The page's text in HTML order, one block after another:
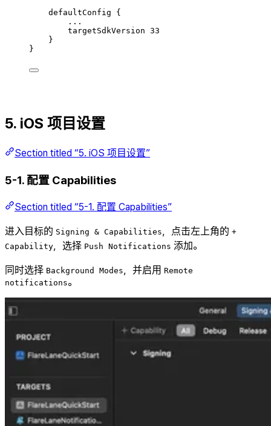
defaultConfig {
...
targetSdkVersion 33
}
}
5. iOS 项目设置
Section titled “5. iOS 项目设置”
5-1. 配置 Capabilities
Section titled “5-1. 配置 Capabilities”
进入目标的 Signing & Capabilities ，点击左上角的 +
Capability
，选择 Push Notifications 添加。
同时选择 Background Modes ，并启用 Remote
notifications。